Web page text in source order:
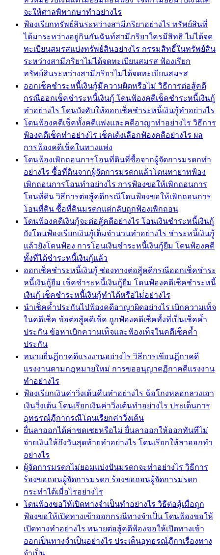
จะให้ศาลพิพากษาทำอย่างไร
ฟ้องเรียกทรัพย์สินระหว่างสามีภริยาอย่างไร ทรัพย์สินที่
ได้มาระหว่างอยู่กินกันฉันท์สามีภริยาใครมีสิทธิ ไม่ได้จด
ทะเบียนสมรสแบ่งทรัพย์สินอย่างไร กรรมสิทธิ์ในทรัพย์สิน
ระหว่างสามีภริยาไม่ได้จดทะเบียนสมรส ฟ้องเรียก
ทรัพย์สินระหว่างสามีภริยาไม่ได้จดทะเบียนสมรส
ออกเช็คชำระหนี้เงินกู้มีความผิดหรือไม่ วิธีการต่อสู้คดี
กรณีออกเช็คชำระหนี้เงินกู้ โดนฟ้องคดีเช็คชำระหนี้เงินกู้
ทำอย่างไร โดนบังคับให้ออกเช็คชำระหนี้เงินกู้ทำอย่างไร
โดนฟ้องคดีเช็คทั้งคดีแพ่งและคดีอาญาทำอย่างไร วิธีการ
ฟ้องคดีเช็คทำอย่างไร เช็คเด้งเลือกฟ้องคดีอย่างไร ผล
การฟ้องคดีเช็คในทางแพ่ง
โดนฟ้องเพิกถอนการโอนที่ดินที่ซื้อจากผู้จัดการมรดกทำ
อย่างไร ซื้อที่ดินจากผู้จัดการมรดกแล้วโดนทายาทฟ้อง
เพิกถอนการโอนทำอย่างไร การฟ้องขอให้เพิกถอนการ
โอนที่ดิน วิธีการต่อสู้คดีกรณีโดนฟ้องขอให้เพิกถอนการ
โอนที่ดิน ซื้อที่ดินมรดกแต่กลับถูกฟ้องเพิกถอน
โดนฟ้องคดีเงินกู้จะต่อสู้คดีอย่างไร โอนเงินชำระหนี้เงินกู้
ยังโดนฟ้องเรียกเงินกู้เต็มจำนวนทำอย่างไร ชำระหนี้เงินกู้
แล้วยังโดนฟ้อง การโอนเงินชำระหนี้เงินกู้ยืม โดนฟ้องคดี
ทั้งที่ได้ชำระหนี้เงินกู้แล้ว
ออกเช็คชำระหนี้เงินกู้ ช่องทางต่อสู้คดีกรณีออกเช็คชำระ
หนี้เงินกู้ยืม เช็คชำระหนี้เงินกู้ยืม โดนฟ้องคดีเช็คชำระหนี้
เงินกู้ เช็คชำระหนี้เงินกู้ทำได้หรือไม่่อย่างไร
นำเช็คค้ำประกันไปฟ้องคดีอาญาผิดอย่างไร เบิกความเท็จ
ในคดีเช็ค ข้อต่อสู้คดีเช็ค ถูกฟ้องคดีเช็คทั้งที่เป็นเช็คค้ำ
ประกัน ข้อหาเบิกความเท็จและฟ้องเท็จในคดีเช็คค้ำ
ประกัน
ทนายยื่นฏีกาคดีแรงงานอย่างไร วิธีการเขียนฏีกาคดี
แรงงานตามกฎหมายใหม่ การขออนุญาตฏีกาคดีแรงงาน
ทำอย่างไร
ฟ้องเรียกเงินค่าวิ่งเต้นคืนทำอย่างไร ฉ้อโกงหลอกลวงเอา
เงินวิ่งเต้น โดนเรียกเงินค่าวิ่งเต้นทำอย่างไร ประเด็นการ
อุทธรณ์ฏีกากรณีโดนเรียกค่าวิ่งเต้น
ยื่นลาออกได้ค่าชดเชยหรือไม่ ยื่นลาออกให้ออกทันทีไม่
จ่ายเงินให้ถึงวันสุดท้ายทำอย่างไร โดนเรียกให้ลาออกทำ
อย่างไร
ผู้จัดการมรดกไม่ยอมแบ่งปันมรดกจะทำอย่างไร วิธีการ
ร้องขอถอนผู้จัดการมรดก ร้องขอถอนผู้จัดการมรดก
กระทำได้เมื่อไรอย่างไร
โดนฟ้องขอให้เปิดทางจำเป็นทำอย่างไร วิธีต่อสู้เมื่อถูก
ฟ้องขอให้เปิดทางเข้าออกกรณีทางจำเป็น โดนฟ้องขอให้
เปิดทางทำอย่างไร ทนายต่อสู้คดีฟ้องขอให้เปิดทางเข้า
ออกเป็นทางจำเป็นอย่างไร ประเด็นอุทธรณ์ฏีกาเรื่องทาง
จำเป็น